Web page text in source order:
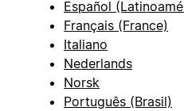
Español
Français (France)
Italiano
Nederlands
Norsk
Português (Brasil)